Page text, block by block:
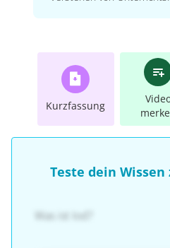
Kurzfassung
Teste dein
Was ist Iod?